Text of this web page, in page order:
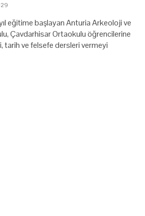
eğitime başlayan Anturia Arkeoloji ve
Çavdarhisar Ortaokulu öğrencilerine
tarih ve felsefe dersleri vermeyi